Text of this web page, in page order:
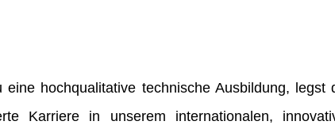
hochqualitative technische Ausbildung, legst
Karriere in unserem internationalen,